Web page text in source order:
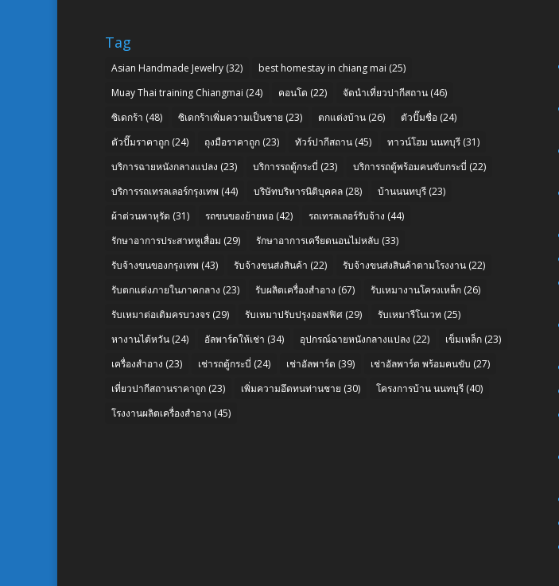
Tag
Asian Handmade Jewelry (32) best homestay in chiang mai (25)
Muay Thai training Chiangmai (24) คอนโด (22) จัดนำเที่ยวปากีสถาน (46)
ซิเดกร้า (48) ซิเดกร้าเพิ่มความเป็นชาย (23) ตกแต่งบ้าน (26) ตัวปั๊มชื่อ (24)
ตัวปั๊มราคาถูก (24) ถุงมือราคาถูก (23) ทัวร์ปากีสถาน (45) ทาวน์โฮม นนทบุรี (31)
บริการฉายหนังกลางแปลง (23) บริการรถตู้กระบี่ (23) บริการรถตู้พร้อมคนขับกระบี่ (22)
บริการรถเทรลเลอร์กรุงเทพ (44) บริษัทบริหารนิติบุคคล (28) บ้านนนทบุรี (23)
ผ้าต่วนพาหุรัด (31) รถขนของย้ายหอ (42) รถเทรลเลอร์รับจ้าง (44)
รักษาอาการประสาทหูเสื่อม (29) รักษาอาการเครียดนอนไม่หลับ (33)
รับจ้างขนของกรุงเทพ (43) รับจ้างขนส่งสินค้า (22) รับจ้างขนส่งสินค้าตามโรงงาน (22)
รับตกแต่งภายในภาคกลาง (23) รับผลิตเครื่องสำอาง (67) รับเหมางานโครงเหล็ก (26)
รับเหมาต่อเติมครบวงจร (29) รับเหมาปรับปรุงออฟฟิศ (29) รับเหมารีโนเวท (25)
หางานไต้หวัน (24) อัลพาร์ดให้เช่า (34) อุปกรณ์ฉายหนังกลางแปลง (22) เข็มเหล็ก (23)
เครื่องสำอาง (23) เช่ารถตู้กระบี่ (24) เช่าอัลพาร์ด (39) เช่าอัลพาร์ด พร้อมคนขับ (27)
เที่ยวปากีสถานราคาถูก (23) เพิ่มความอึดทนท่านชาย (30) โครงการบ้าน นนทบุรี (40)
โรงงานผลิตเครื่องสำอาง (45)